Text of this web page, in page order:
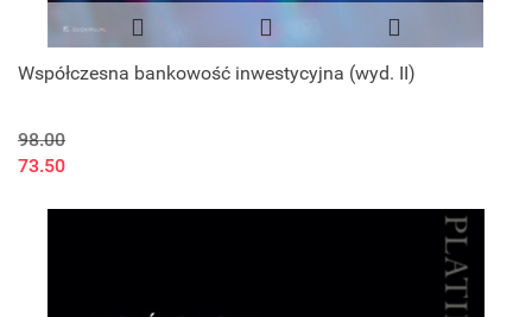
Współczesna bankowość inwestycyjna (wyd. II)
98.00
73.50